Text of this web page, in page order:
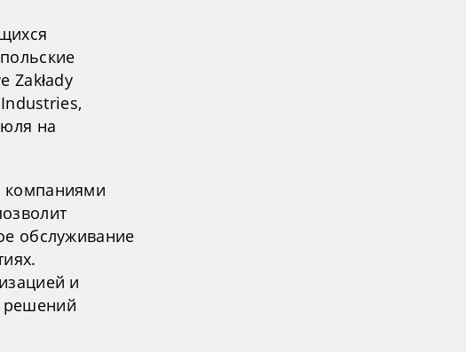
Zakłady
на
компаниями
обслуживание
и
решений